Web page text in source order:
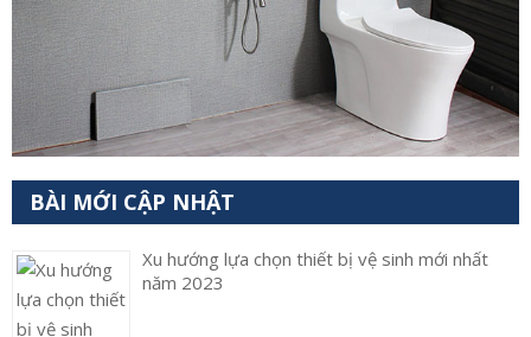
BÀI MỚI CẬP NHẬT
Xu hướng lựa chọn thiết bị vệ sinh mới nhất
năm 2023